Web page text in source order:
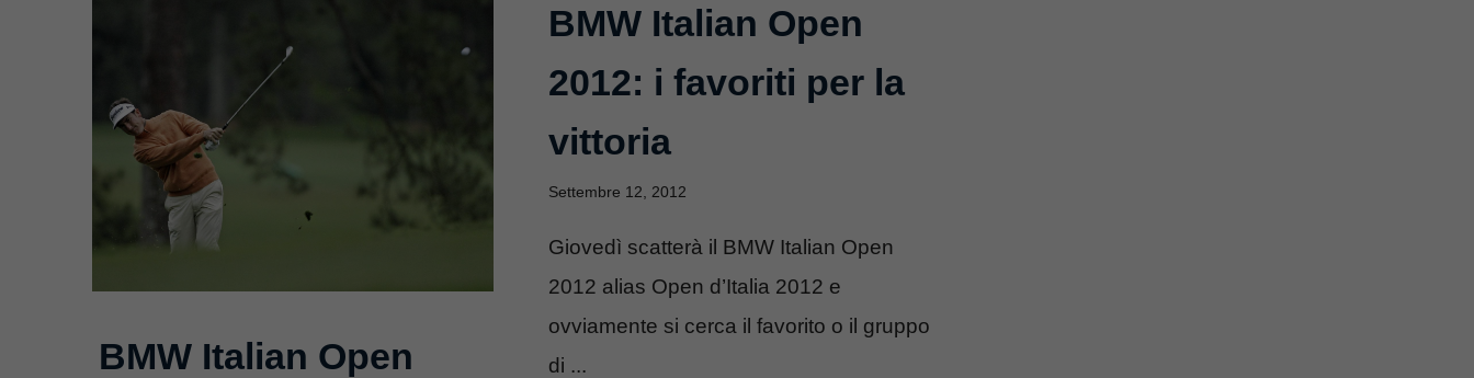
BMW Italian Open
BMW Italian Open
2012: i favoriti per la
vittoria
Settembre 12, 2012
Giovedì scatterà il BMW Italian Open
2012 alias Open d’Italia 2012 e
ovviamente si cerca il favorito o il gruppo
di ...